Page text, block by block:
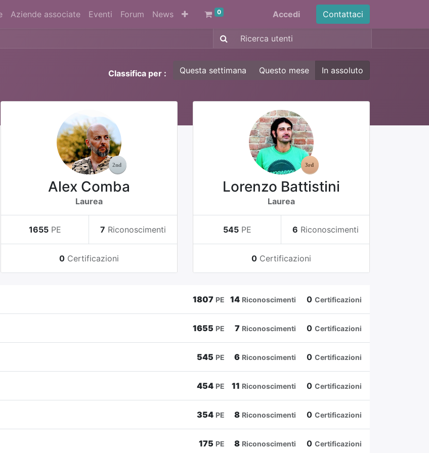
Aziende associate Eventi Forum News 0 Accedi Contattaci
Classifica per : Questa settimana Questo mese In assoluto
Alex Comba
Laurea
1655 PE 7 Riconoscimenti
0 Certificazioni
Lorenzo Battistini
Laurea
545 PE 6 Riconoscimenti
0 Certificazioni
1807 PE 14 Riconoscimenti 0 Certificazioni
1655 PE 7 Riconoscimenti 0 Certificazioni
545 PE 6 Riconoscimenti 0 Certificazioni
454 PE 11 Riconoscimenti 0 Certificazioni
354 PE 8 Riconoscimenti 0 Certificazioni
175 PE 8 Riconoscimenti 0 Certificazioni